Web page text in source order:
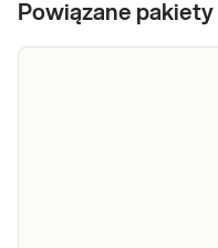
Powiązane pakiety